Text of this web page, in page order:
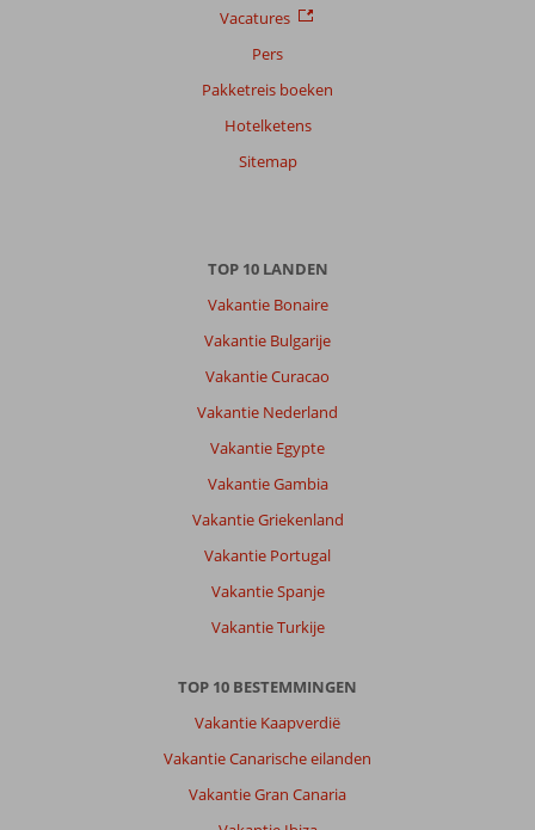
Vacatures
Pers
Pakketreis boeken
Hotelketens
Sitemap
TOP 10 LANDEN
Vakantie Bonaire
Vakantie Bulgarije
Vakantie Curacao
Vakantie Nederland
Vakantie Egypte
Vakantie Gambia
Vakantie Griekenland
Vakantie Portugal
Vakantie Spanje
Vakantie Turkije
TOP 10 BESTEMMINGEN
Vakantie Kaapverdië
Vakantie Canarische eilanden
Vakantie Gran Canaria